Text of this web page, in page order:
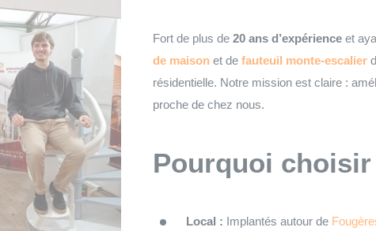
Fort de plus de 20 ans d’expérienceet
de maisonet de fauteuil monte-escalier
résidentielle. Notre mission est claire :
proche de chez nous.
Pourquoi choisir
Local : Implantés autour de